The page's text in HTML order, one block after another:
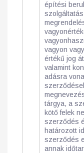
építési
szolgáltatás
vagyon
értékű jog
valamint
adásra
tárgya, a
kötő felek
szerződés
határozott
szerződés
annak